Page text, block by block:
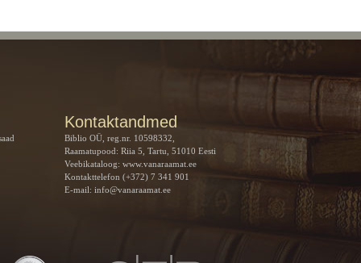
Kontaktandmed
Biblio OÜ, reg.nr. 10598332,
Raamatupood: Riia 5, Tartu, 51010 Eesti
Veebikataloog: www.vanaraamat.ee
Kontakttelefon (+372) 7 341 901
E-mail: info@vanaraamat.ee